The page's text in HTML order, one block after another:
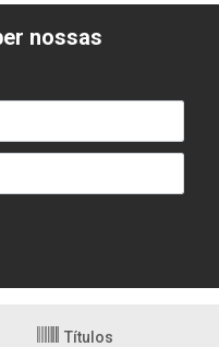
nossas
Títulos